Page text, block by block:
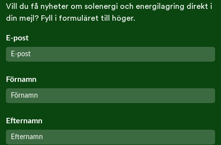
Vill du få nyheter om solenergi och energilagring direkt i
din mejl? Fyll i formuläret till höger.
E-post
Förnamn
Efternamn